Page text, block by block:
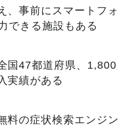
、事前にスマートフォ
できる施設もある
国47都道府県、1,800
実績がある
料の症状検索エンジン